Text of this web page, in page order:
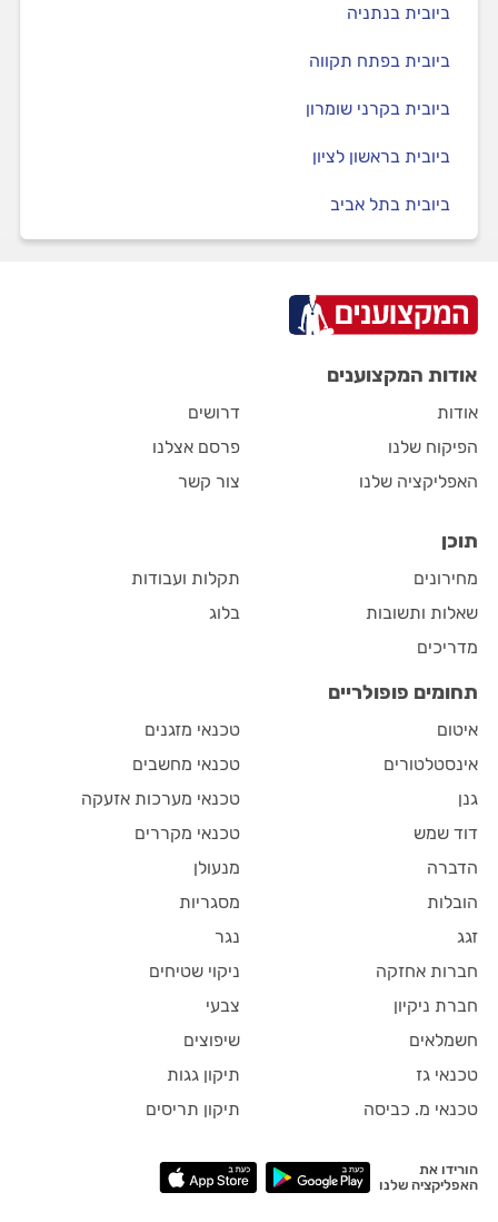
ביובית בנתניה
ביובית בפתח תקווה
ביובית בקרני שומרון
ביובית בראשון לציון
ביובית בתל אביב
אודות המקצוענים
אודות
הפיקוח שלנו
האפליקציה שלנו
דרושים
פרסם אצלנו
צור קשר
תוכן
מחירונים
שאלות ותשובות
מדריכים
תקלות ועבודות
בלוג
תחומים פופולריים
איטום
אינסטלטורים
גנן
דוד שמש
הדברה
הובלות
זגג
חברות אחזקה
חברת ניקיון
חשמלאים
טכנאי גז
טכנאי מ. כביסה
טכנאי מזגנים
טכנאי מחשבים
טכנאי מערכות אזעקה
טכנאי מקררים
מנעולן
מסגריות
נגר
ניקוי שטיחים
צבעי
שיפוצים
תיקון גגות
תיקון תריסים
הורידו את
האפליקציה שלנו